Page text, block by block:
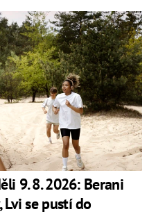
9. 8. 2026: Berani
se pustí do